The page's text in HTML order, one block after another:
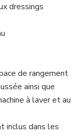
dressings
de rangement
ainsi que
à laver et au
inclus dans les